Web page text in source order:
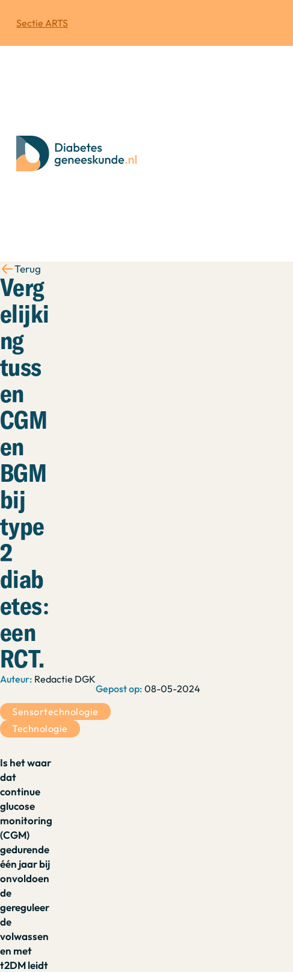
Sectie ARTS
Terug
Verg
elijki
ng
tuss
en
CGM
en
BGM
bij
type
2
diab
etes:
een
RCT.
Redactie DGK
08-05-2024
Sensortechnologie
Technologie
Is het waar
dat
continue
glucose
monitoring
(CGM)
gedurende
één jaar bij
onvoldoen
de
gereguleer
de
volwassen
en met
t2DM leidt